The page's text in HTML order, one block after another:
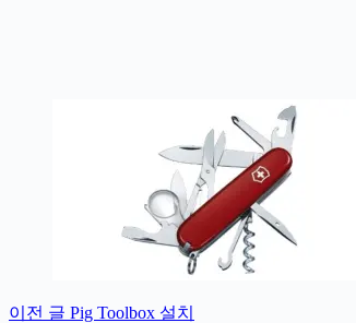
이전 글 Pig Toolbox 설치